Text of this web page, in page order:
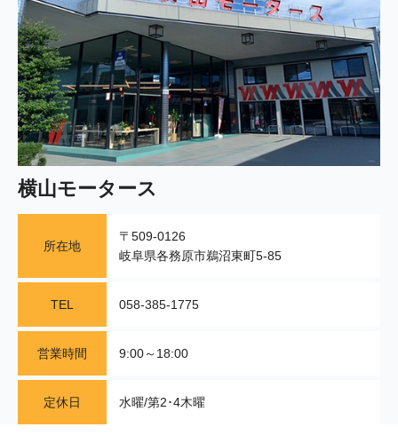
横山モータース
所在地
〒509-0126
岐阜県各務原市鵜沼東町5-85
TEL 058-385-1775
営業時間 9:00～18:00
定休日 水曜/第2･4木曜